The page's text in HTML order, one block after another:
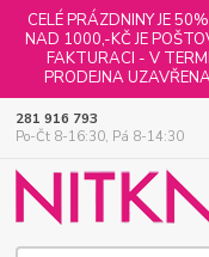
CELÉ PRÁZDNINY JE
NAD 1000,-KČ JE
FAKTURACI - V
PRODEJNA
281 916 793
Po-Čt 8-16:30, Pá 8-14:30